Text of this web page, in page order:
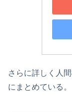
さらに詳しく人
にまとめている。